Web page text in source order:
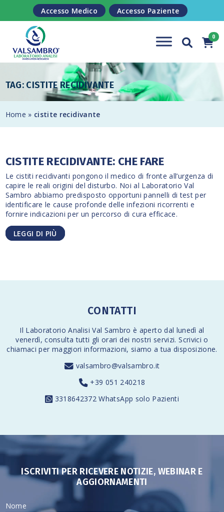
Salta al contenuto
Accesso Medico Accesso Paziente
TAG: CISTITE RECIDIVANTE
Home » cistite recidivante
CISTITE RECIDIVANTE: CHE FARE
Le cistiti recidivanti pongono il medico di fronte all’urgenza di
capire le reali origini del disturbo. Noi al Laboratorio Val
Sambro abbiamo predisposto opportuni pannelli di test per
identificare le cause profonde delle infezioni ricorrenti e
fornire indicazioni per un percorso di cura efficace.
LEGGI DI PIÙ
CONTATTI
Il Laboratorio Analisi Val Sambro è aperto dal lunedì al
venerdì,consulta tutti gli orari dei nostri servizi. Scrivici o
chiamaci per maggiori informazioni, siamo a tua disposizione.
valsambro@valsambro.it
+39 051 240218
3318642372WhatsApp solo Pazienti
ISCRIVITI PER RICEVERE NOTIZIE, WEBINAR E
AGGIORNAMENTI
Nome